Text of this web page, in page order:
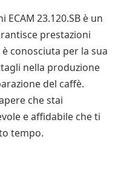
ECAM 23.120.SB è un
prestazioni
è conosciuta per la sua
nella produzione
del caffè.
che stai
e affidabile che ti
tempo.